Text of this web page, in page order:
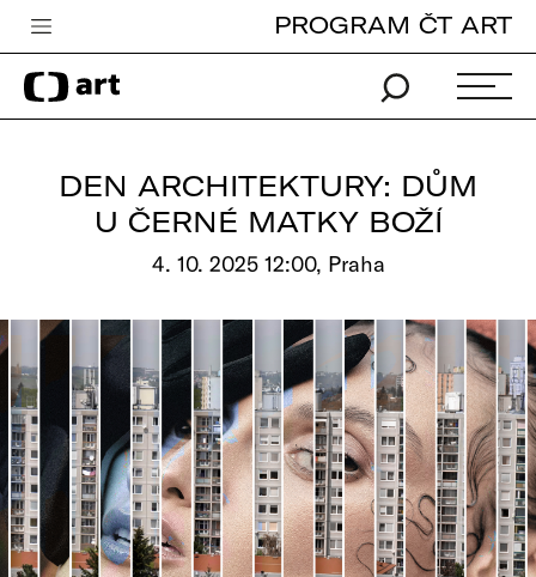
Česká televize
Zpravodajství
Vše o ČT
PROGRAM ČT ART
DEN ARCHITEKTURY: DŮM
U ČERNÉ MATKY BOŽÍ
4. 10. 2025 12:00, Praha